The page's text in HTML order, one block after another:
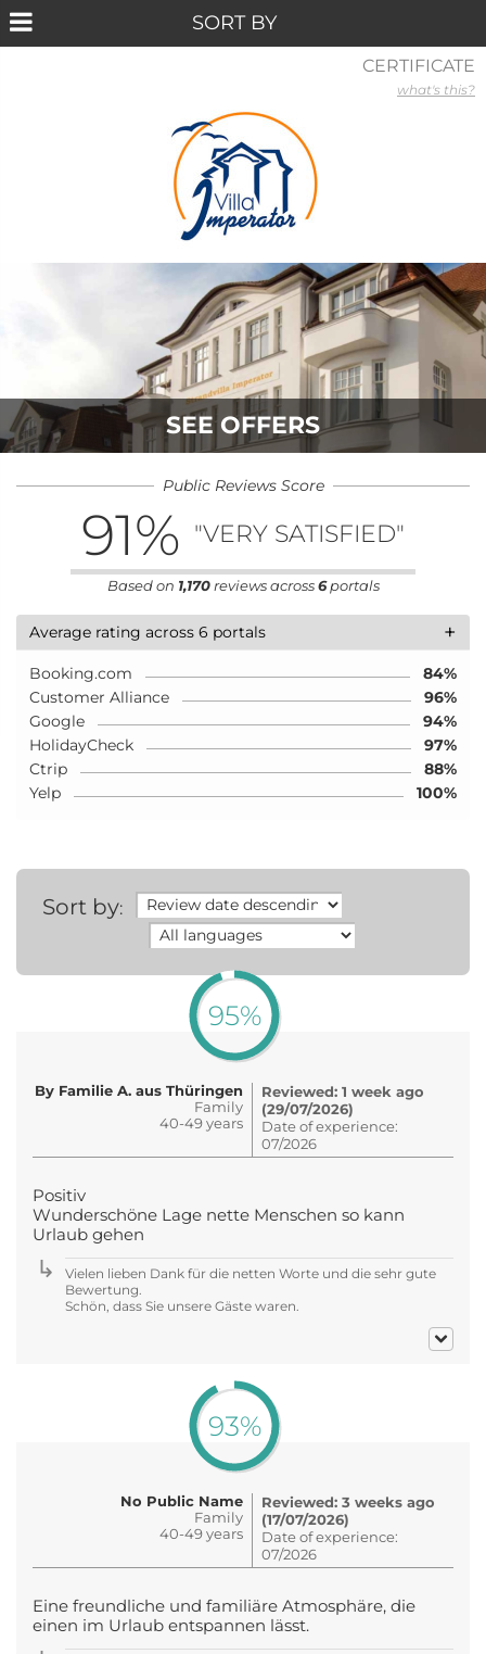
SEE OFFERS
Public Reviews Score
91% "VERY SATISFIED"
Based on 1,170reviews across6portals
+
Average rating across 6 portals
Booking.com
84%
Customer Alliance
96%
Google
94%
HolidayCheck
97%
Ctrip
88%
Yelp
100%
Sort by:
95%
By Familie A. aus Thüringen
Family
40-49 years
Reviewed: 1 week ago
(29/07/2026)
Date of experience:
07/2026
Positiv
Wunderschöne Lage nette Menschen so kann
Urlaub gehen
Vielen lieben Dank für die netten Worte und die sehr gute
Bewertung.
Schön, dass Sie unsere Gäste waren.
93%
No Public Name
Family
40-49 years
Reviewed: 3 weeks ago
(17/07/2026)
Date of experience:
07/2026
Eine freundliche und familiäre Atmosphäre, die
einen im Urlaub entspannen lässt.
CERTIFICATE
what's this?